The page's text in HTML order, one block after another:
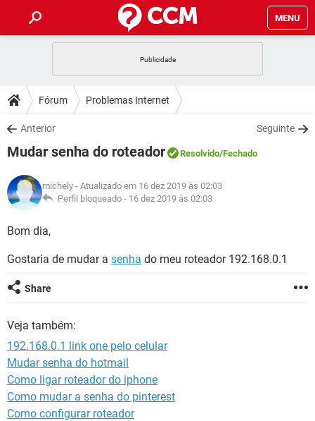
MENU
CELULAR FACEBOOK
OUTLOOK
INSTAGRAM GMAIL
GUIA DE COMPRAS
DICAS
JOGOS WHATSAPP
INSTAGRAM GMAIL
GUIA DE COMPRAS
DOWNLOADS
JOGOS WHATSAPP
CELULAR
OUTLOOK EXCEL
INSTAGRAM
JOGOS WHATSAPP
CELULAR
OUTLOOK
INSTAGRAM GMAIL
GUIA DE COMPRAS
GLOSSÁRIO
JOGOS
INSTAGRAM
GUIA DE COMPRAS
Fórum Problemas Internet
Anterior Seguinte
Mudar senha do roteador Resolvido/Fechado
michely - Atualizado em 16 dez 2019 às 02:03
Perfil bloqueado - 16 dez 2019 às 02:03
Bom dia,
Gostaria de mudar a senha do meu roteador 192.168.0.1
Share
Veja também:
192.168.0.1 link one pelo celular
Mudar senha do hotmail
Como ligar roteador do iphone
Como mudar a senha do pinterest
Como configurar roteador